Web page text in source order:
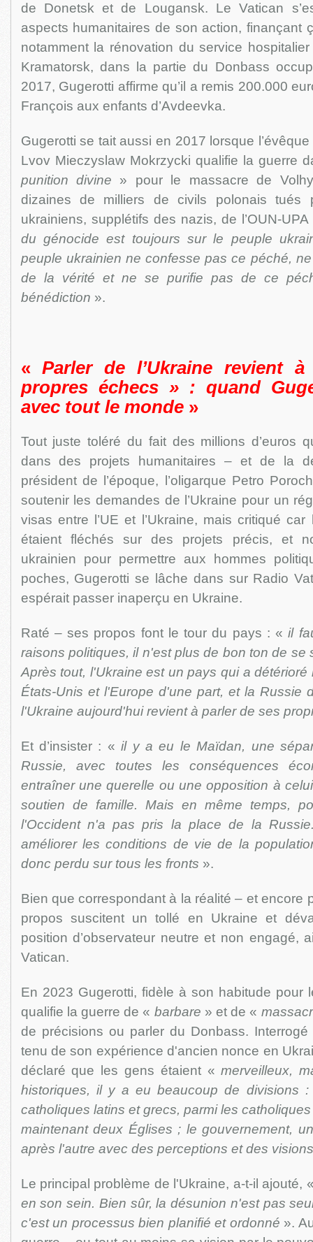
de Donetsk et de Lougansk. Le Vatican
aspects humanitaires de son action, finançant
notamment la rénovation du service
Kramatorsk, dans la partie du Donbass
2017, Gugerotti affirme qu’il a remis 200.000
François aux enfants d’Avdeevka.
Gugerotti se tait aussi en 2017 lorsque
Lvov Mieczyslaw Mokrzycki qualifie la guerre
punition divine » pour le massacre de
dizaines de milliers de civils polonais tués
ukrainiens, supplétifs des nazis, de l’OUN-
du génocide est toujours sur le peuple
peuple ukrainien ne confesse pas ce péché,
de la vérité et ne se purifie pas de ce
bénédiction ».
«Parler de l’Ukraine revient
propres échecs » : quand
avec tout le monde»
Tout juste toléré du fait des millions d’euros
dans des projets humanitaires – et de la
président de l’époque, l’oligarque Petro
soutenir les demandes de l’Ukraine pour un
visas entre l’UE et l’Ukraine, mais critiqué
étaient fléchés sur des projets précis, et
ukrainien pour permettre aux hommes
poches, Gugerotti se lâche dans sur Radio
espérait passer inaperçu en Ukraine.
Raté – ses propos font le tour du pays : «il
raisons politiques, il n'est plus de bon ton de se
Après tout, l'Ukraine est un pays qui a détérioré
États-Unis et l'Europe d'une part, et la Russie
l'Ukraine aujourd'hui revient à parler de ses
Et d’insister : «il y a eu le Maïdan, une
Russie, avec toutes les conséquences
entraîner une querelle ou une opposition à
soutien de famille. Mais en même temps,
l'Occident n'a pas pris la place de la
améliorer les conditions de vie de la
donc perdu sur tous les fronts ».
Bien que correspondant à la réalité – et encore
propos suscitent un tollé en Ukraine et
position d’observateur neutre et non engagé,
Vatican.
En 2023 Gugerotti, fidèle à son habitude pour
qualifie la guerre de « barbare » et de «
de précisions ou parler du Donbass.
tenu de son expérience d'ancien nonce en
déclaré que les gens étaient «merveilleux,
historiques, il y a eu beaucoup de divisions
catholiques latins et grecs, parmi les
maintenant deux Églises ; le gouvernement,
après l'autre avec des perceptions et des
Le principal problème de l'Ukraine, a-t-il ajouté,
en son sein. Bien sûr, la désunion n'est pas
c'est un processus bien planifié et ordonné ».